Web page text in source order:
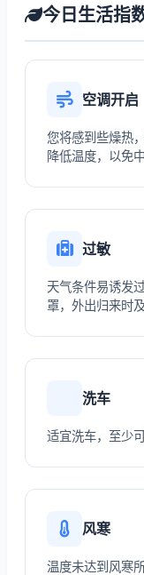
今日生活指
空调开启
您将感到些燥热
降低温度，以免中
过敏
天气条件易诱发
罩，外出归来时
洗车
适宜洗车，至少
风寒
温度未达到风寒